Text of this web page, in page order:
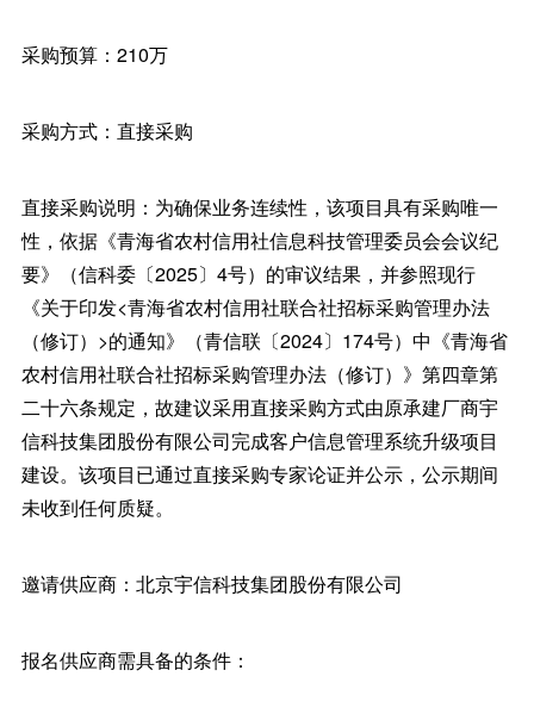
采购预算：210万
采购方式：直接采购
直接采购说明：为确保业务连续性，该项目具有采购唯一
性，依据《青海省农村信用社信息科技管理委员会会议纪
要》（信科委〔2025〕4号）的审议结果，并参照现行
《关于印发<青海省农村信用社联合社招标采购管理办法
（修订）>的通知》（青信联〔2024〕174号）中《青海省
农村信用社联合社招标采购管理办法（修订）》第四章第
二十六条规定，故建议采用直接采购方式由原承建厂商宇
信科技集团股份有限公司完成客户信息管理系统升级项目
建设。该项目已通过直接采购专家论证并公示，公示期间
未收到任何质疑。
邀请供应商：北京宇信科技集团股份有限公司
报名供应商需具备的条件：